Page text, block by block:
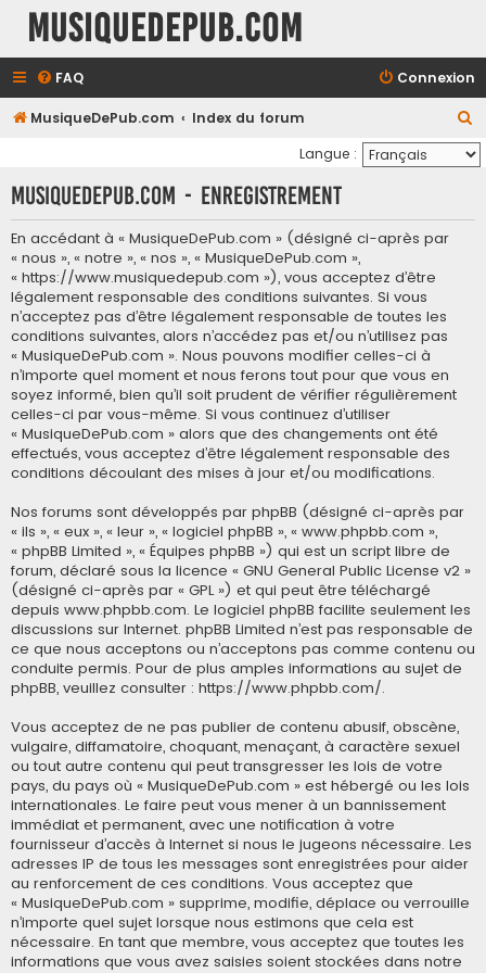
MusiqueDePub.com
FAQ Connexion
MusiqueDePub.com Index du forum
e
c
Langue :
MusiqueDePub.com - Enregistrement
En accédant à « MusiqueDePub.com » (désigné ci-après par
« nous », « notre », « nos », « MusiqueDePub.com »,
« https://www.musiquedepub.com »), vous acceptez d’être
légalement responsable des conditions suivantes. Si vous
n’acceptez pas d’être légalement responsable de toutes les
conditions suivantes, alors n’accédez pas et/ou n’utilisez pas
« MusiqueDePub.com ». Nous pouvons modifier celles-ci à
n’importe quel moment et nous ferons tout pour que vous en
soyez informé, bien qu’il soit prudent de vérifier régulièrement
celles-ci par vous-même. Si vous continuez d’utiliser
« MusiqueDePub.com » alors que des changements ont été
effectués, vous acceptez d’être légalement responsable des
conditions découlant des mises à jour et/ou modifications.
Nos forums sont développés par phpBB (désigné ci-après par
« ils », « eux », « leur », « logiciel phpBB », « www.phpbb.com »,
« phpBB Limited », « Équipes phpBB ») qui est un script libre de
forum, déclaré sous la licence « GNU General Public License v2 »
(désigné ci-après par « GPL ») et qui peut être téléchargé
depuis www.phpbb.com. Le logiciel phpBB facilite seulement les
discussions sur Internet. phpBB Limited n’est pas responsable de
ce que nous acceptons ou n’acceptons pas comme contenu ou
conduite permis. Pour de plus amples informations au sujet de
phpBB, veuillez consulter : https://www.phpbb.com/.
Vous acceptez de ne pas publier de contenu abusif, obscène,
vulgaire, diffamatoire, choquant, menaçant, à caractère sexuel
ou tout autre contenu qui peut transgresser les lois de votre
pays, du pays où « MusiqueDePub.com » est hébergé ou les lois
internationales. Le faire peut vous mener à un bannissement
immédiat et permanent, avec une notification à votre
fournisseur d’accès à Internet si nous le jugeons nécessaire. Les
adresses IP de tous les messages sont enregistrées pour aider
au renforcement de ces conditions. Vous acceptez que
« MusiqueDePub.com » supprime, modifie, déplace ou verrouille
n’importe quel sujet lorsque nous estimons que cela est
nécessaire. En tant que membre, vous acceptez que toutes les
informations que vous avez saisies soient stockées dans notre